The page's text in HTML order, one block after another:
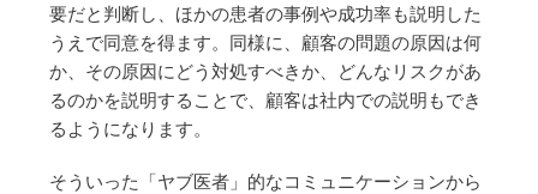
要だと判断し、ほかの患者の事例や成功率も説明した
うえで同意を得ます。同様に、顧客の問題の原因は何
か、その原因にどう対処すべきか、どんなリスクがあ
るのかを説明することで、顧客は社内での説明もでき
るようになります。
そういった「ヤブ医者」的なコミュニケーションから